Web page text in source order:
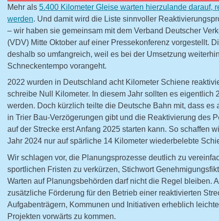
Mehr als 5.400 Kilometer Gleise warten hierzulande darauf,
werden. Und damit wird die Liste sinnvoller
– wir haben sie gemeinsam mit dem Verband Deutscher
(VDV) Mitte Oktober auf einer Pressekonferenz vorgestellt.
deshalb so umfangreich, weil es bei der Umsetzung
Schneckentempo vorangeht.
2022 wurden in Deutschland acht Kilometer Schiene
schreibe Null Kilometer. In diesem Jahr sollten es eigentlich
werden. Doch kürzlich teilte die Deutsche Bahn mit, dass es
in Trier Bau-Verzögerungen gibt und die Reaktivierung des
auf der Strecke erst Anfang 2025 starten kann. So schaffen
Jahr 2024 nur auf spärliche 14 Kilometer wiederbelebte
Wir schlagen vor, die Planungsprozesse deutlich zu
sportlichen Fristen zu verkürzen, Stichwort
Warten auf Planungsbehörden darf nicht die Regel bleiben.
zusätzliche Förderung für den Betrieb einer reaktivierten
Aufgabenträgern, Kommunen und Initiativen erheblich
Projekten vorwärts zu kommen.